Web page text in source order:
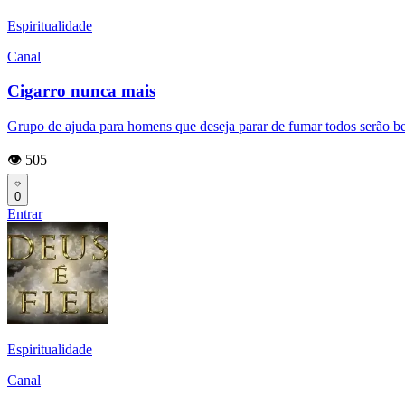
Espiritualidade
Canal
Cigarro nunca mais
Grupo de ajuda para homens que deseja parar de fumar todos serão
👁️ 505
0
Entrar
Espiritualidade
Canal